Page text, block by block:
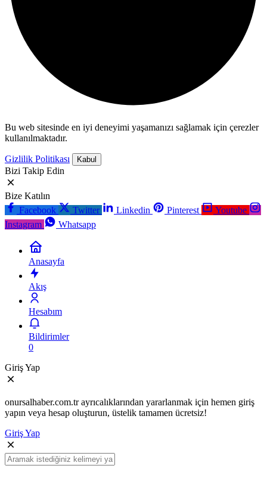
Bu web sitesinde en iyi deneyimi yaşamanızı sağlamak için çerezler
kullanılmaktadır.
Gizlilik Politikası Kabul
Bizi Takip Edin
Bize Katılın
Facebook
Twitter Linkedin Pinterest
Youtube
Instagram
Whatsapp
Anasayfa
Akış
Hesabım
Bildirimler
0
Giriş Yap
onursalhaber.com.tr ayrıcalıklarından yararlanmak için hemen giriş
yapın veya hesap oluşturun, üstelik tamamen ücretsiz!
Giriş Yap